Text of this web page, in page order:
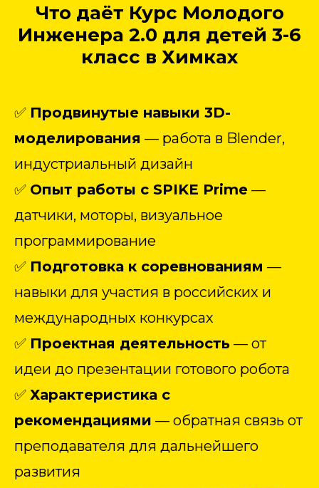
Что даёт Курс Молодого
Инженера 2.0 для детей 3-6
класс в Химках
✅ Продвинутые навыки 3D-
моделирования — работа в Blender,
индустриальный дизайн
✅ Опыт работы с SPIKE Prime —
датчики, моторы, визуальное
программирование
✅ Подготовка к соревнованиям —
навыки для участия в российских и
международных конкурсах
✅ Проектная деятельность — от
идеи до презентации готового робота
✅ Характеристика с
рекомендациями — обратная связь от
преподавателя для дальнейшего
развития